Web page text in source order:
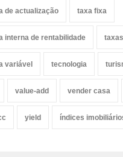
de actualização taxa fixa
interna de rentabilidade
variável tecnologia
value-add vender casa
yield índices